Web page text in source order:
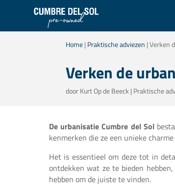
Home| Praktische adviezen |Verken
Verken de
doorKurt Op de Beeck | Praktische
De urbanisatie Cumbre del Sol
kenmerken die ze een unieke
Het is essentieel om deze tot in
ontdekken wat ze te bieden
hebben om de juiste te vinden.